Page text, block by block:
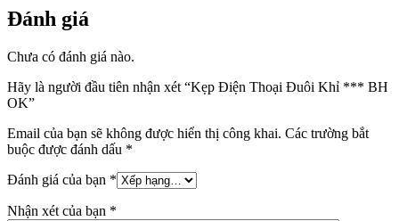
Đánh giá
Chưa có đánh giá nào.
Hãy là người đầu tiên nhận xét “Kẹp Điện Thoại Đuôi Khỉ *** BH
OK”
Email của bạn sẽ không được hiển thị công khai. Các trường bắt
buộc được đánh dấu *
Đánh giá của bạn *
Nhận xét của bạn *